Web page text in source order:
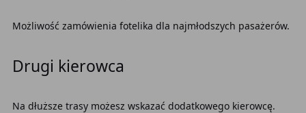
Możliwość zamówienia fotelika dla najmłodszych pasażerów.
Drugi kierowca
Na dłuższe trasy możesz wskazać dodatkowego kierowcę.